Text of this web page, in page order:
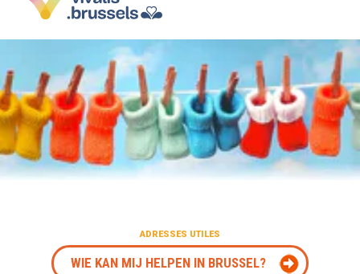
ADRESSES UTILES
WIE KAN MIJ HELPEN IN BRUSSEL?